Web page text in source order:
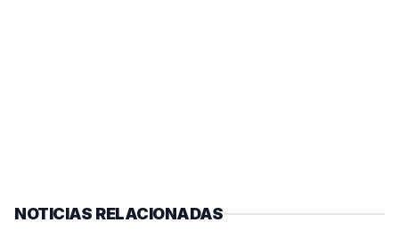
NOTICIAS RELACIONADAS